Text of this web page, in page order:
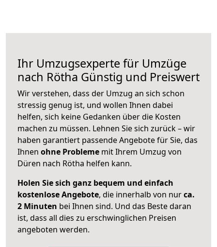
Ihr Umzugsexperte für Umzüge
nach Rötha Günstig und Preiswert
Wir verstehen, dass der Umzug an sich schon
stressig genug ist, und wollen Ihnen dabei
helfen, sich keine Gedanken über die Kosten
machen zu müssen. Lehnen Sie sich zurück – wir
haben garantiert passende Angebote für Sie, das
Ihnen ohne Probleme mit Ihrem Umzug von
Düren nach Rötha helfen kann.
Holen Sie sich ganz bequem und einfach
kostenlose Angebote, die innerhalb von nurca.
2 Minuten bei Ihnen sind. Und das Beste daran
ist, dass all dies zu erschwinglichen Preisen
angeboten werden.